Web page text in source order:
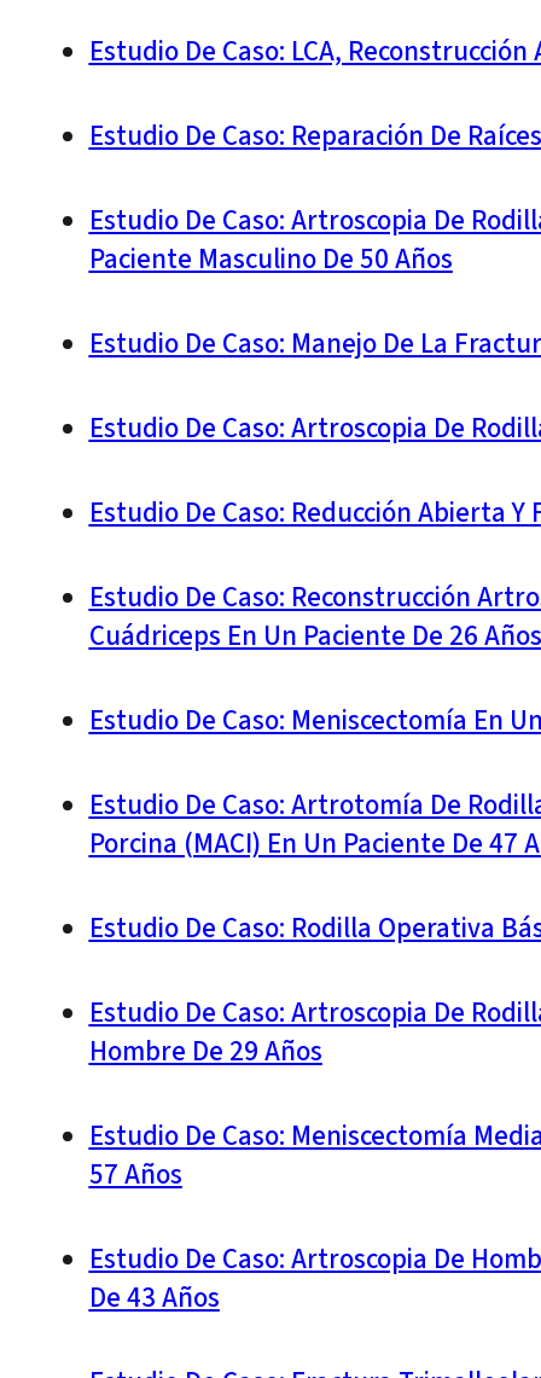
Estudio De Caso: LCA,
Estudio De Caso: Reparación De
Estudio De Caso: Artroscopia De
Paciente Masculino De 50 Años
Estudio De Caso: Manejo De La
Estudio De Caso: Artroscopia De
Estudio De Caso: Reducción Abierta
Estudio De Caso: Reconstrucción
Cuádriceps En Un Paciente De 26 Años
Estudio De Caso: Meniscectomía En
Estudio De Caso: Artrotomía De
Porcina (MACI) En Un Paciente De 47
Estudio De Caso: Rodilla Operativa
Estudio De Caso: Artroscopia De
Hombre De 29 Años
Estudio De Caso: Meniscectomía
57 Años
Estudio De Caso: Artroscopia De
De 43 Años